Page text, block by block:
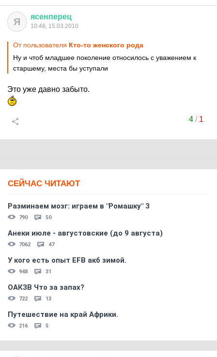
Я ясенперец
10:46, 15.03.2010
От пользователя Кто-то женского рода
Ну и чтоб младшее поколение относилось с уважением к
старшему, места бы уступали
Это уже давно забыто.
4/ 1
СЕЙЧАС ЧИТАЮТ
Разминаем мозг: играем в "Ромашку" 3
790 50
Анеки июле - августовские (до 9 августа)
7062 47
У кого есть опыт EFB акб зимой.
948 31
ОАКЗВ Что за запах?
722 13
Путешествие на край Африки.
216 5